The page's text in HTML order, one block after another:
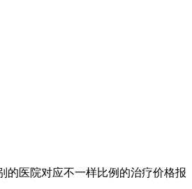
的医院对应不一样比例的治疗价格报